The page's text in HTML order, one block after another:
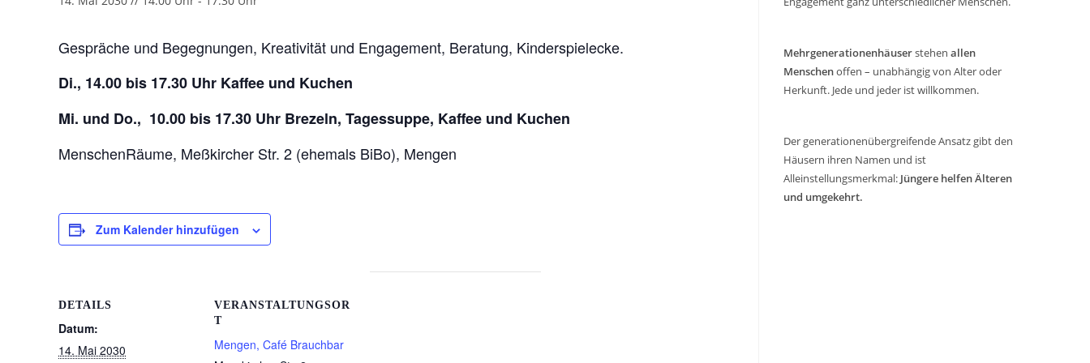
Gespräche und Begegnungen, Kreativität und Engagement, Beratung, Kinderspielecke.
Di., 14.00 bis 17.30 Uhr Kaffee und Kuchen
Mi. und Do., 10.00 bis 17.30 Uhr Brezeln, Tagessuppe, Kaffee und Kuchen
MenschenRäume, Meßkircher Str. 2 (ehemals BiBo), Mengen
Zum Kalender hinzufügen
DETAILS
Datum:
14. Mai 2030
VERANSTALTUNGSOR
T
Mengen, Café Brauchbar
Mehrgenerationenhäuserstehen allen
Menschenoffen – unabhängig von Alter oder
Herkunft. Jede und jeder ist willkommen.
Der generationenübergreifende Ansatz gibt den
Häusern ihren Namen und ist
Alleinstellungsmerkmal: Jüngere helfen Älteren
und umgekehrt.